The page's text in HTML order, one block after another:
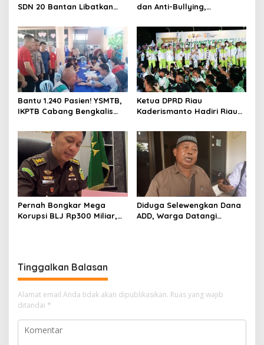
SDN 20 Bantan Libatkan
sebagai Dewan Juri
dan Anti-Bullying,
Gelar “Polisi Sahabat Anak”
di SD IT Al-Fatih Duri
Bantu 1.240 Pasien! YSMTB,
IKPTB Cabang Bengkalis
Apresiasi Perkumpulan Kin
Men Riau Atas Kegiatan
Bakti Sosial Kesehatan Di
Bengkalis.
Ketua DPRD Riau
Kaderismanto Hadiri Riau
Dukung Sinergitas dan
Kampanye Lingkungan
Pernah Bongkar Mega
Korupsi BLJ Rp300 Miliar,
Diduga Selewengkan Dana
ADD, Warga Datangi
Tinggalkan Balasan
Alamat email Anda tidak akan dipublikasikan. Ruas yang wajib
ditandai *